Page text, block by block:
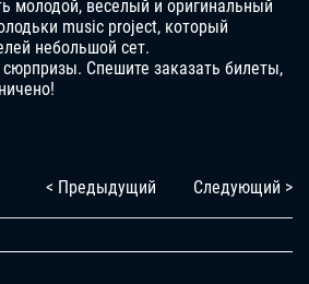
молодой, веселый и оригинальный
music project, который
небольшой сет.
сюрпризы. Спешите заказать билеты,
< Предыдущий Следующий >